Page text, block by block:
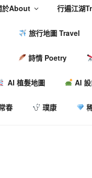
於About 行遍江湖
旅行地圖 Travel
詩情 Poetry
AI 植髮地圖 AI
春 璞康